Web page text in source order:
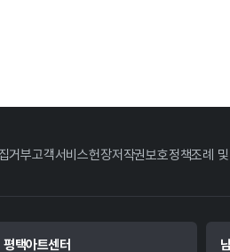
거부고객서비스헌장저작권보호정책조례
평택아트센터